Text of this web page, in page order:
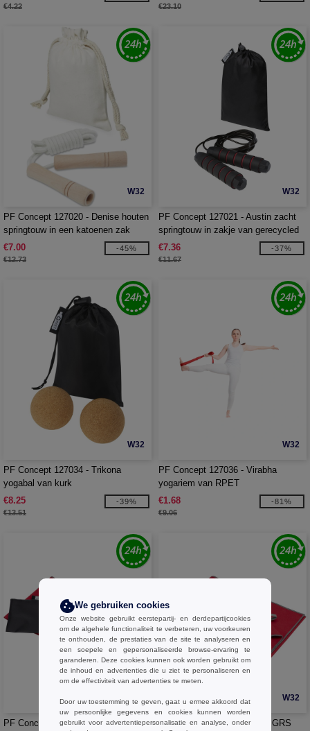
€4.22 €23.10
W32
PF Concept 127020 - Denise houten
springtouw in een katoenen zak
€7.00
€12.73
-45%
W32
PF Concept 127021 - Austin zacht
springtouw in zakje van gerecycled
PET
€7.36
€11.67
-37%
W32
PF Concept 127034 - Trikona
yogabal van kurk
€8.25
€13.51
-39%
W32
PF Concept 127036 - Virabha
yogariem van RPET
€1.68
€9.06
-81%
W32
PF Concept 113322 - Pieter GRS
W32
PF Concept 113323 - Pieter GRS
We gebruiken cookies
Onze website gebruikt eerstepartij- en derdepartijcookies
om de algehele functionaliteit te verbeteren, uw voorkeuren
te onthouden, de prestaties van de site te analyseren en
een soepele en gepersonaliseerde browse-ervaring te
garanderen. Deze cookies kunnen ook worden gebruikt om
de inhoud en advertenties die u ziet te personaliseren en
om de effectiviteit van advertenties te meten.
Door uw toestemming te geven, gaat u ermee akkoord dat
uw persoonlijke gegevens en cookies kunnen worden
gebruikt voor advertentiepersonalisatie en analyse, onder